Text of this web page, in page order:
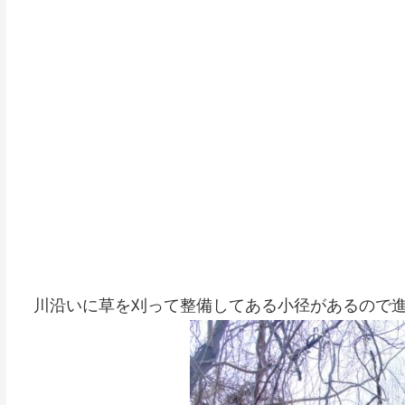
川沿いに草を刈って整備してある小径があるので